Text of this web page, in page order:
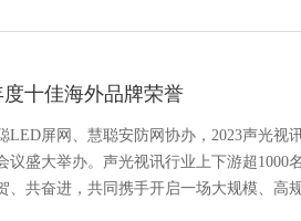
度十佳海外品牌荣誉
LED屏网、慧聪安防网协办，2023声光视
盛大举办。声光视讯行业上下游超1000
、共奋进，共同携手开启一场大规模、高